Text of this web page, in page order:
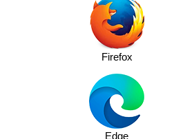
Firefox
Edge